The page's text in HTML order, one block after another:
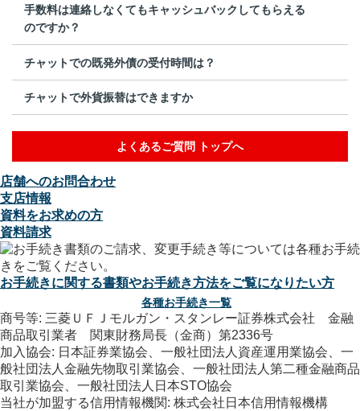
手数料は連絡しなくてもキャッシュバックしてもらえる
のですか？
チャットでの既発外債の受付時間は？
チャットで外貨振替はできますか
よくあるご質問 トップへ
店舗へのお問合わせ
支店情報
資料をお求めの方
資料請求
お手続きに関する書類やお手続き方法をご覧になりたい方
各種お手続き一覧
商号等: 三菱ＵＦＪモルガン・スタンレー証券株式会社 金融
商品取引業者 関東財務局長（金商）第2336号
加入協会: 日本証券業協会、一般社団法人資産運用業協会、一
般社団法人金融先物取引業協会、一般社団法人第二種金融商品
取引業協会、一般社団法人日本STO協会
当社が加盟する信用情報機関: 株式会社日本信用情報機構